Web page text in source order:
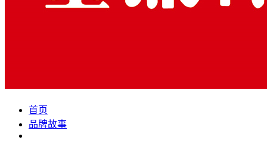
首页
品牌故事